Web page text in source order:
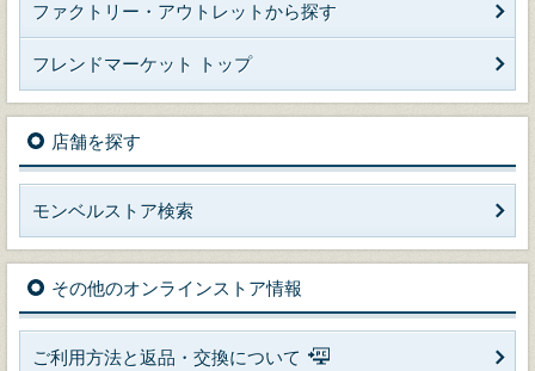
ファクトリー・アウトレットから探す
フレンドマーケット トップ
店舗を探す
モンベルストア検索
その他のオンラインストア情報
ご利用方法と返品・交換について